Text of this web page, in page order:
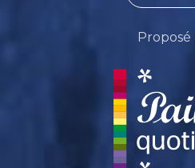
Proposé